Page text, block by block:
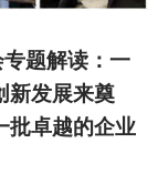
题解读：一
新发展来奠
批卓越的企业